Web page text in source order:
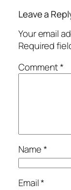
Leave a
Your email
Required
Comment*
Name*
Email*